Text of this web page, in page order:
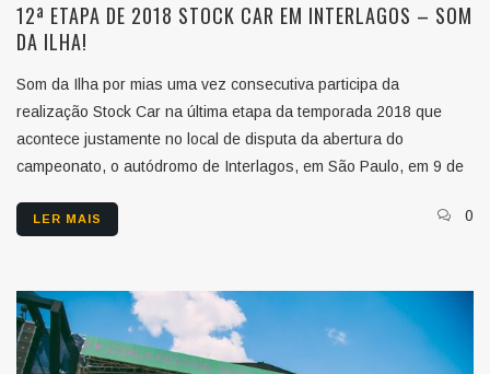
12ª ETAPA DE 2018 STOCK CAR EM INTERLAGOS – SOM
DA ILHA!
Som da Ilha por mias uma vez consecutiva participa da
realização Stock Car na última etapa da temporada 2018 que
acontece justamente no local de disputa da abertura do
campeonato, o autódromo de Interlagos, em São Paulo, em 9 de
LER MAIS 0